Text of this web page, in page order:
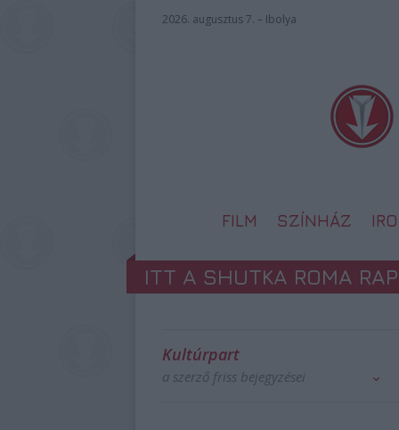
2026. augusztus 7. – Ibolya
FILM SZÍNHÁZ
ITT A SHUTKA ROMA
Kultúrpart
a szerző friss bejegyzései